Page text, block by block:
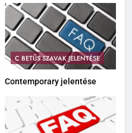
C BETŰS SZAVAK JELENTÉSE
Contemporary jelentése